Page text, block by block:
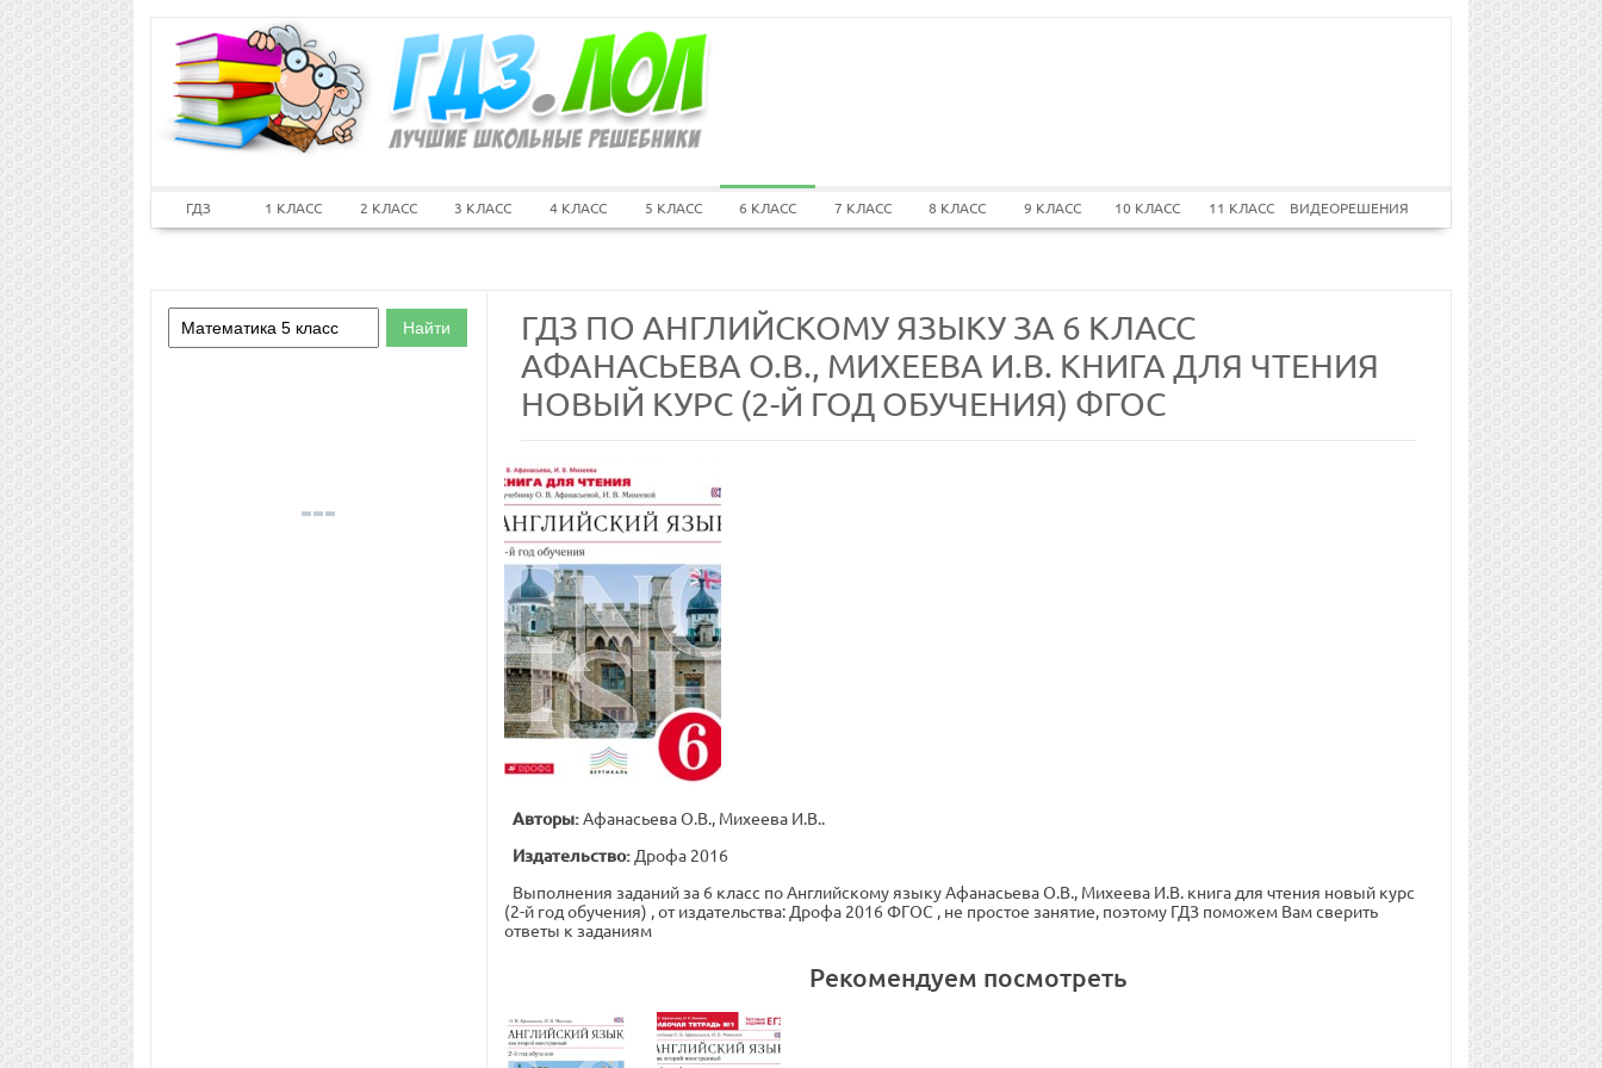
ГДЗ 1 КЛАСС 2 КЛАСС 3 КЛАСС 4 КЛАСС 5 КЛАСС 6 КЛАСС 7 КЛАСС 8 КЛАСС 9 КЛАСС 10 КЛАСС 11 КЛАСС ВИДЕОРЕШЕНИЯ
ГДЗ ПО АНГЛИЙСКОМУ ЯЗЫКУ ЗА 6 КЛАСС
АФАНАСЬЕВА О.В., МИХЕЕВА И.В. КНИГА ДЛЯ ЧТЕНИЯ
НОВЫЙ КУРС (2-Й ГОД ОБУЧЕНИЯ) ФГОС
Авторы:Афанасьева О.В., Михеева И.В..
Издательство: Дрофа 2016
Выполнения заданий за 6 класс по Английскому языку Афанасьева О.В., Михеева И.В. книга для чтения новый курс
(2-й год обучения) , от издательства: Дрофа 2016 ФГОС , не простое занятие, поэтому ГДЗ поможем Вам сверить
ответы к заданиям
Рекомендуем посмотреть